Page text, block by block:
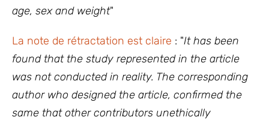
age, sex and weight"
La note de rétractation est claire : "It has been
found that the study represented in the article
was not conducted in reality. The corresponding
author who designed the article, confirmed the
same that other contributors unethically